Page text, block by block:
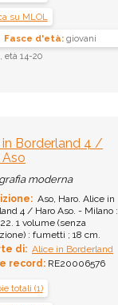
su MLOL
Fasce d'età:giovani
età 14-20
in Borderland 4 /
moderna
Aso, Haro. Alice in
4 / Haro Aso. - Milano :
1 volume (senza
: fumetti ; 18 cm.
di: Alice in Borderland
record: RE20006576
totali (1)